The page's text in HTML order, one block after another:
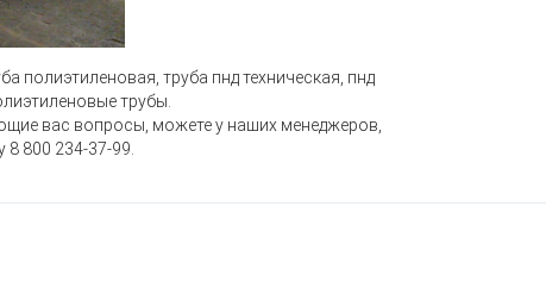
полиэтиленовая, труба пнд техническая, пнд
трубы.
вас вопросы, можете у наших менеджеров,
8 800 234-37-99.